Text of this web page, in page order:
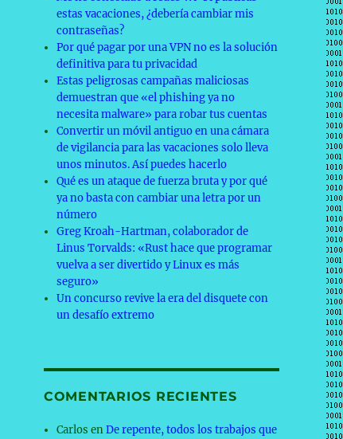
estas vacaciones, ¿debería cambiar mis
contraseñas?
Por qué pagar por una VPN no es la solución
definitiva para tu privacidad
Estas peligrosas campañas maliciosas
demuestran que «el phishing ya no
necesita malware» para robar tus cuentas
Convertir un móvil antiguo en una cámara
de vigilancia para las vacaciones solo lleva
unos minutos. Así puedes hacerlo
Qué es un ataque de fuerza bruta y por qué
ya no basta con cambiar una letra por un
número
Greg Kroah-Hartman, colaborador de
Linus Torvalds: «Rust hace que programar
vuelva a ser divertido y Linux es más
seguro»
Un concurso revive la era del disquete con
un desafío extremo
COMENTARIOS RECIENTES
Carlos enDe repente, todos los trabajos que